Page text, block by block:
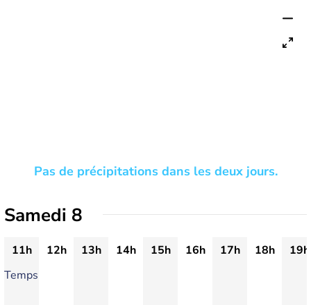
Pas de précipitations dans les deux jours.
Samedi 8
11h 12h 13h 14h 15h 16h 17h 18h
19h
Temps